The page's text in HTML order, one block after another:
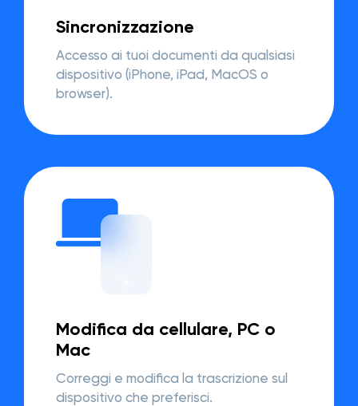
Sincronizzazione
Accesso ai tuoi documenti da qualsiasi
dispositivo (iPhone, iPad, MacOS o
browser).
Modifica da cellulare, PC o
Mac
Correggi e modifica la trascrizione sul
dispositivo che preferisci.